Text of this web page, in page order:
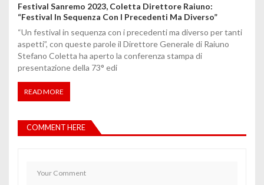
Festival Sanremo 2023, Coletta Direttore Raiuno:
“Festival In Sequenza Con I Precedenti Ma Diverso”
“Un festival in sequenza con i precedenti ma diverso per tanti
aspetti”, con queste parole il Direttore Generale di Raiuno
Stefano Coletta ha aperto la conferenza stampa di
presentazione della 73° edi
READ MORE
COMMENT HERE